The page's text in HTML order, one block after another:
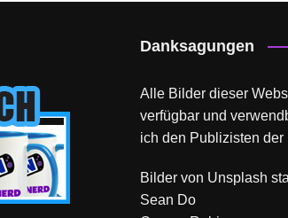
Danksagungen
Alle Bilder dieser
verfügbar und
ich den Publizisten
Bilder von Unsplash
Sean Do